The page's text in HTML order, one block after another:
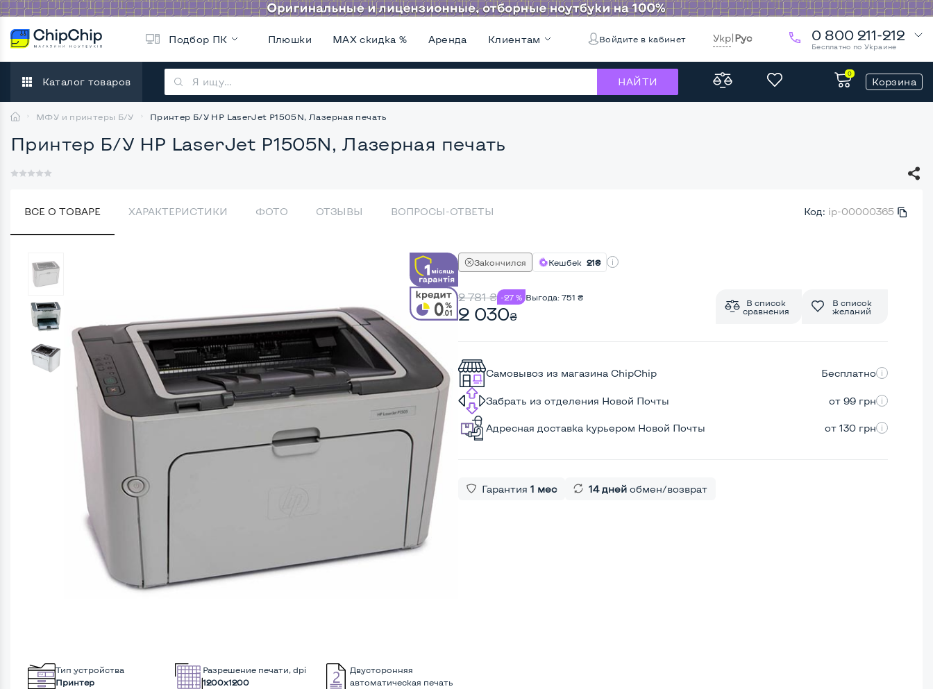
Подбор ПК Плюшки MAX скидка % Аренда Клиентам Войдите в кабинет Укр|Рус 0 800 211-212
Бесплатно по Украине
Каталог товаров НАЙТИ
0
Корзина
МФУ и принтеры Б/У Принтер Б/У HP LaserJet P1505N, Лазерная печать
Принтер Б/У HP LaserJet P1505N, Лазерная печать
ВСЕ О ТОВАРЕ ХАРАКТЕРИСТИКИ ФОТО ОТЗЫВЫ ВОПРОСЫ-ОТВЕТЫ Код: ip-00000365
Тип устройства
Принтер
Разрешение печати, dpi
1200x1200
Двусторонняя
автоматическая печать
Закончился Кешбек 21₴
2 781₴ -27 % Выгода: 751 ₴
2 030₴
В список
сравнения
В список
желаний
Самовывоз из магазина ChipChip Бесплатно
Забрать из отделения Новой Почты от 99 грн
Адресная доставка курьером Новой Почты от 130 грн
Гарантия 1 мес 14 днейобмен/возврат